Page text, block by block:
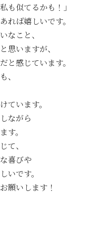
も似てるかも！」
れば嬉しいです。
なこと、
思いますが、
と感じています。
、
ています。
ながら
す。
て、
喜びや
いです。
願いします！